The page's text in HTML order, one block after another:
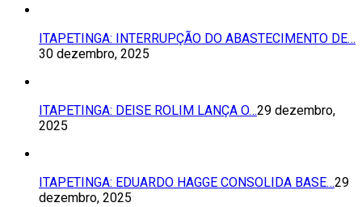
ITAPETINGA: INTERRUPÇÃO DO ABASTECIMENTO DE…
30 dezembro, 2025
ITAPETINGA: DEISE ROLIM LANÇA O…29 dezembro,
2025
ITAPETINGA: EDUARDO HAGGE CONSOLIDA BASE…29
dezembro, 2025